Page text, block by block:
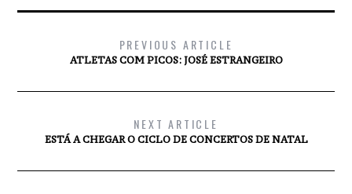
PREVIOUS ARTICLE
ATLETAS COM PICOS: JOSÉ ESTRANGEIRO
NEXT ARTICLE
ESTÁ A CHEGAR O CICLO DE CONCERTOS DE NATAL